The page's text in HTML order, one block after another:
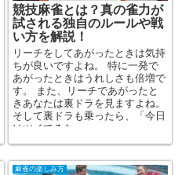
競技麻雀とは？真の雀力が
試される独自のルールや戦
い方を解説！
リーチをしてあがったときは気持
ちが良いですよね。 特に一発で
あがったときはうれしさも倍増で
す。 また、リーチであがったと
きあなたは裏ドラを見ますよね。
そして裏ドラも乗ったら、「今日
はツイてるな～」...
麻雀の楽しみ方